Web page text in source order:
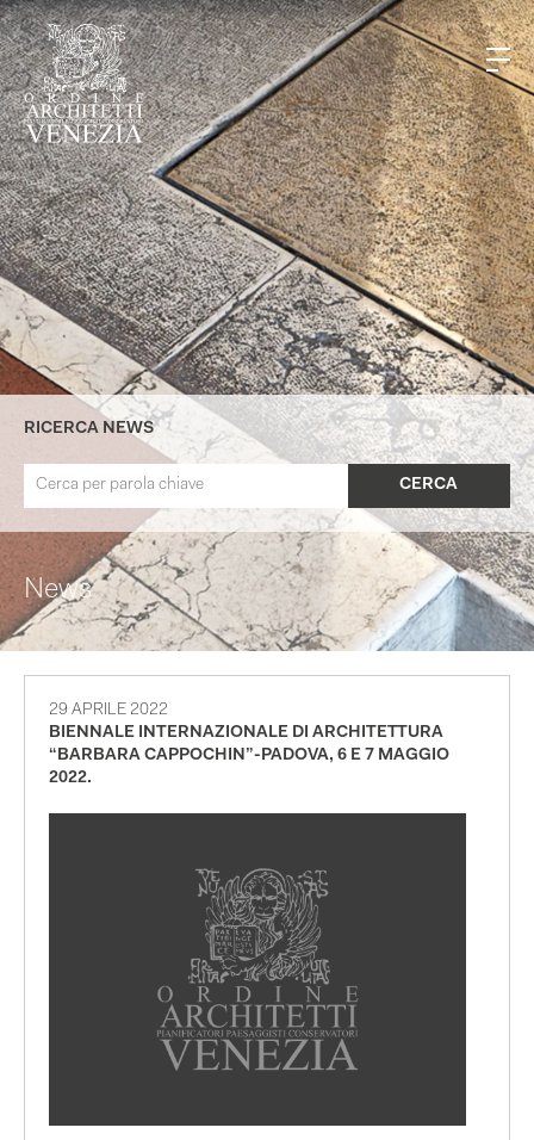
RICERCA NEWS
News
29 APRILE 2022
BIENNALE INTERNAZIONALE DI ARCHITETTURA
“BARBARA CAPPOCHIN”-PADOVA, 6 E 7 MAGGIO
2022.